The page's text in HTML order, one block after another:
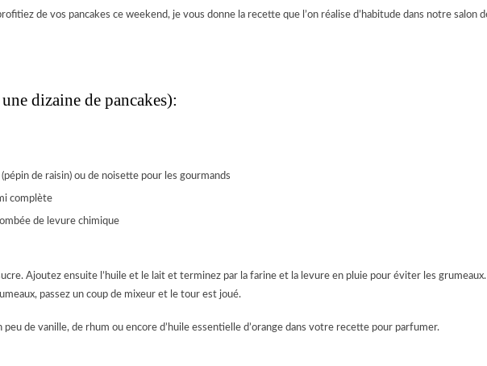
de vos pancakes ce weekend, je vous donne la recette que l’on réalise d’habitude dans notre salon
dizaine de pancakes):
de raisin) ou de noisette pour les gourmands
complète
de levure chimique
Ajoutez ensuite l’huile et le lait et terminez par la farine et la levure en pluie pour éviter les grumeaux.
passez un coup de mixeur et le tour est joué.
peu de vanille, de rhum ou encore d’huile essentielle d’orange dans votre recette pour parfumer.